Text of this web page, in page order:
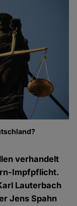
verhandelt
Impfpflicht.
Lauterbach
Jens Spahn